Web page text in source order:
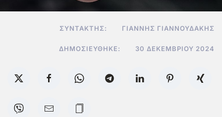
ΣΥΝΤΆΚΤΗΣ: ΓΙΆΝΝΗΣ ΓΙΑΝΝΟΥΔΆΚΗΣ
ΔΗΜΟΣΙΕΎΘΗΚΕ: 30 ΔΕΚΕΜΒΡΊΟΥ 2024